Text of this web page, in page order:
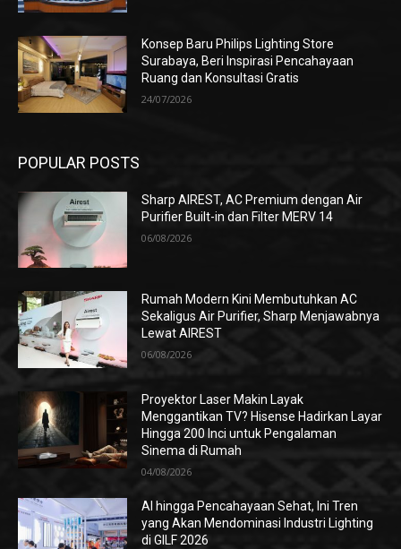
Konsep Baru Philips Lighting Store
Surabaya, Beri Inspirasi Pencahayaan
Ruang dan Konsultasi Gratis
24/07/2026
POPULAR POSTS
Sharp AIREST, AC Premium dengan Air
Purifier Built-in dan Filter MERV 14
06/08/2026
Rumah Modern Kini Membutuhkan AC
Sekaligus Air Purifier, Sharp Menjawabnya
Lewat AIREST
06/08/2026
Proyektor Laser Makin Layak
Menggantikan TV? Hisense Hadirkan Layar
Hingga 200 Inci untuk Pengalaman
Sinema di Rumah
04/08/2026
AI hingga Pencahayaan Sehat, Ini Tren
yang Akan Mendominasi Industri Lighting
di GILF 2026